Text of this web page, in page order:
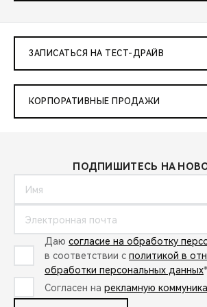
ЗАПИСАТЬСЯ НА ТЕСТ-ДРАЙВ
КОРПОРАТИВНЫЕ ПРОДАЖИ
ПОДПИШИТЕСЬ НА
Даю согласие на обработку
в соответствии с политикой в
обработки персональных данных*
Согласен на рекламную